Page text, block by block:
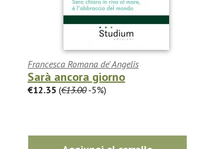
Francesca Romana de' Angelis
Sarà ancora giorno
€12.35 (€13.00-5%)